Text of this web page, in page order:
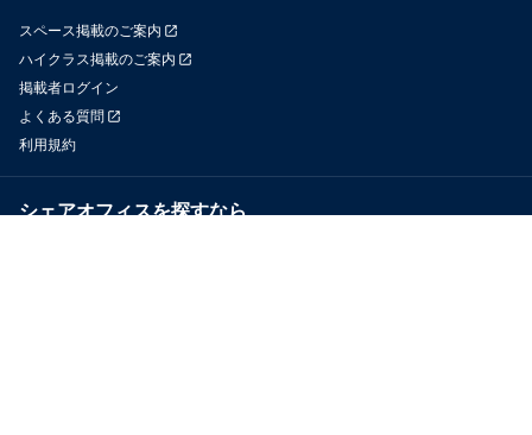
スペース掲載のご案内
ハイクラス掲載のご案内
掲載者ログイン
よくある質問
利用規約
シェアオフィスを探すなら